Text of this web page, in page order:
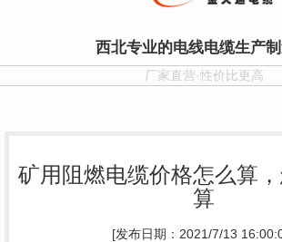
西北专业的电线电缆生产
厂家直营·性价比更高
矿用阻燃电缆价格怎么算
算
[发布日期：2021/7/13